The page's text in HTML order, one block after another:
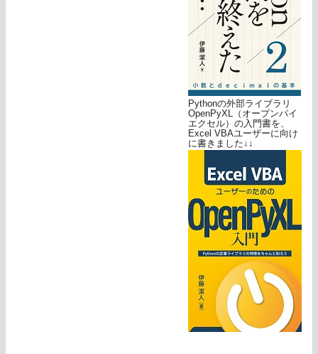
Pythonの外部ライブラリ
OpenPyXL（オープンパイ
エクセル）の入門書を、
Excel VBAユーザーに向け
に書きました↓↓